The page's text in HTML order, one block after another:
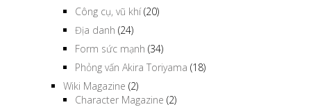
Công cụ, vũ khí(20)
Địa danh (24)
Form sức mạnh (34)
Phỏng vấn Akira Toriyama (18)
Wiki Magazine (2)
Character Magazine (2)